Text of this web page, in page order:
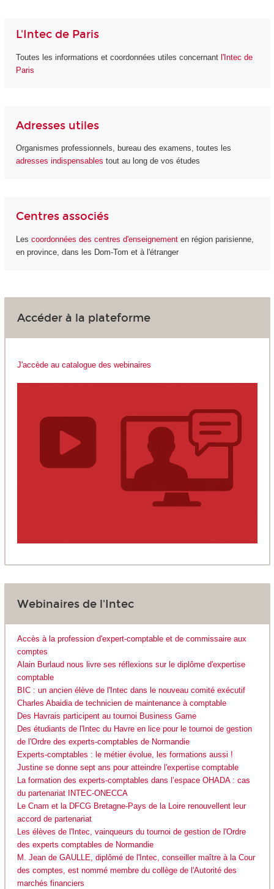
L'Intec de Paris
Toutes les informations et coordonnées utiles concernant l'Intec de
Paris
Adresses utiles
Organismes professionnels, bureau des examens, toutes les
adresses indispensables tout au long de vos études
Centres associés
Les coordonnées des centres d'enseignement en région parisienne,
en province, dans les Dom-Tom et à l'étranger
Accéder à la plateforme
J'accède au catalogue des webinaires
Webinaires de l'Intec
Accès à la profession d'expert-comptable et de commissaire aux
comptes
Alain Burlaud nous livre ses réflexions sur le diplôme d'expertise
comptable
BIC : un ancien élève de l'Intec dans le nouveau comité exécutif
Charles Abaidia de technicien de maintenance à comptable
Des Havrais participent au tournoi Business Game
Des étudiants de l'Intec du Havre en lice pour le tournoi de gestion
de l'Ordre des experts-comptables de Normandie
Experts-comptables : le métier évolue, les formations aussi !
Justine se donne sept ans pour atteindre l'expertise comptable
La formation des experts-comptables dans l’espace OHADA : cas
du partenariat INTEC-ONECCA
Le Cnam et la DFCG Bretagne-Pays de la Loire renouvellent leur
accord de partenariat
Les élèves de l'Intec, vainqueurs du tournoi de gestion de l'Ordre
des experts comptables de Normandie
M. Jean de GAULLE, diplômé de l'Intec, conseiller maître à la Cour
des comptes, est nommé membre du collège de l'Autorité des
marchés financiers